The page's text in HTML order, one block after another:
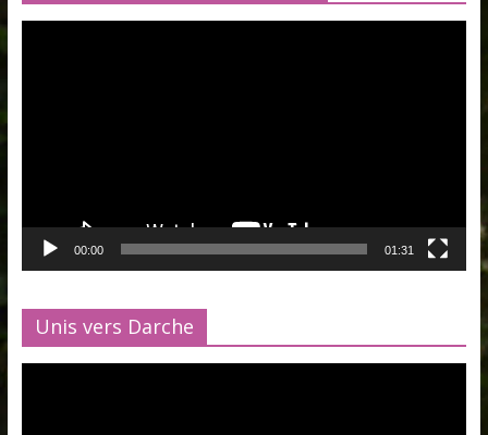
00:00 01:31
Unis vers Darche